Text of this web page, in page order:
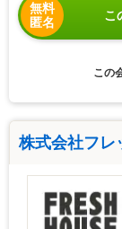
無料
匿名
こ
この
株式会社フレ